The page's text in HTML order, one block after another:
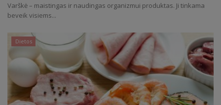
Varškė – maistingas ir naudingas organizmui produktas. Ji tinkama
beveik visiems...
Dietos